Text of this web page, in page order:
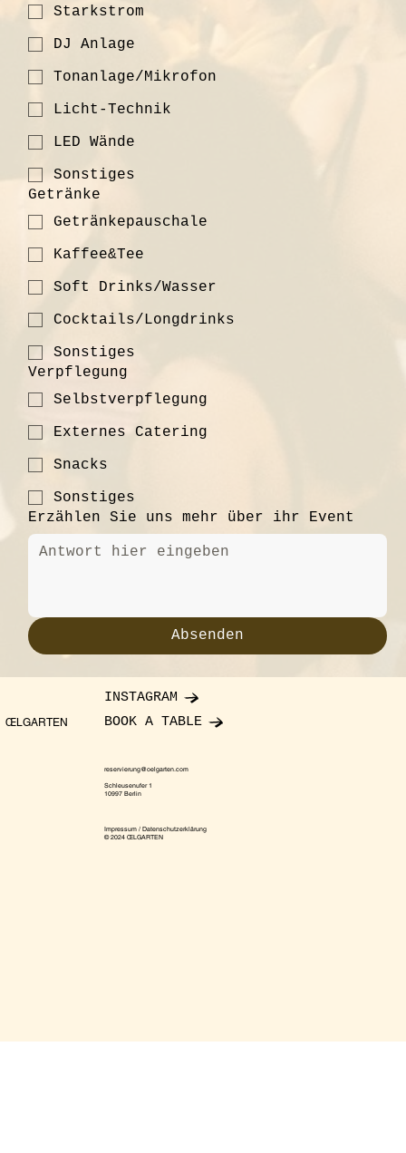
Starkstrom
DJ Anlage
Tonanlage/Mikrofon
Licht-Technik
LED Wände
Sonstiges
Getränke
Getränkepauschale
Kaffee&Tee
Soft Drinks/Wasser
Cocktails/Longdrinks
Sonstiges
Verpflegung
Selbstverpflegung
Externes Catering
Snacks
Sonstiges
Erzählen Sie uns mehr über ihr Event
Absenden
ŒLGARTEN
INSTAGRAM
BOOK A TABLE
reservierung@oelgarten.com
Schleusenufer 1
10997 Berlin
Impressum / Datenschutzerklärung
© 2024 ŒLGARTEN